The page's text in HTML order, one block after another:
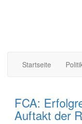
Startseite
FCA:
Auftakt der